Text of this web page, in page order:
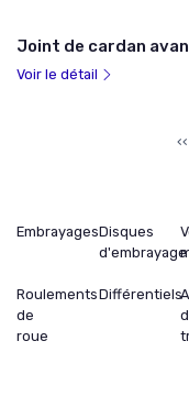
Joint de cardan
Voir le détail
‹‹
EmbrayagesDisques
d'embrayage
Roulements
de
roue
Différentiels